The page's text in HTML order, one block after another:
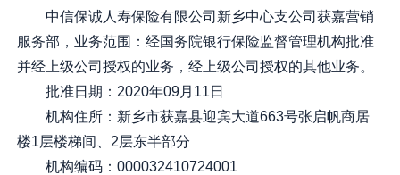
中信保诚人寿保险有限公司新乡中心支公司获嘉营销
服务部，业务范围：经国务院银行保险监督管理机构批准
并经上级公司授权的业务，经上级公司授权的其他业务。
批准日期：2020年09月11日
机构住所：新乡市获嘉县迎宾大道663号张启帆商居
楼1层楼梯间、2层东半部分
机构编码：000032410724001